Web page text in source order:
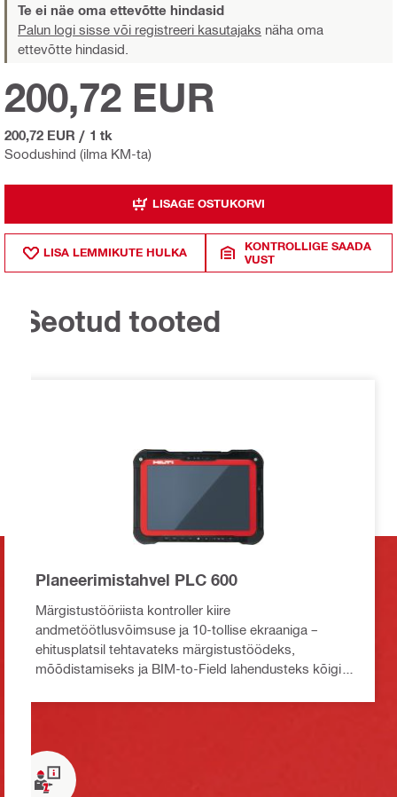
Te ei näe oma ettevõtte hindasid
Palun logi sisse või registreeri kasutajaks näha oma
ettevõtte hindasid.
Soodushind (ilma KM-ta)
200,72 EUR
200,72 EUR / 1 tk
LISAGE OSTUKORVI
LISA LEMMIKUTE HULKA
KONTROLLIGE SAADA
VUST
Seotud tooted
Planeerimistahvel PLC 600
Märgistustööriista kontroller kiire
andmetöötlusvõimsuse ja 10-tollise ekraaniga –
ehitusplatsil tehtavateks märgistustöödeks,
mõõdistamiseks ja BIM-to-Field lahendusteks kõigi